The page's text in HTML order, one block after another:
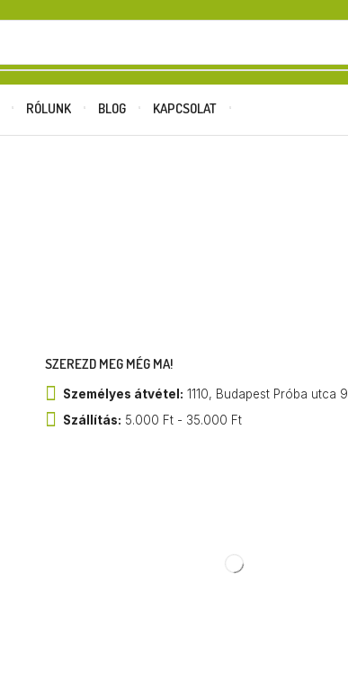
RÓLUNK BLOG KAPCSOLAT
SZEREZD MEG MÉG MA!
Személyes átvétel: 1110, Budapest Próba utca 9
Szállítás: 5.000 Ft - 35.000 Ft